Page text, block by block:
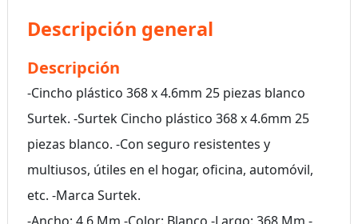
Descripción general
Descripción
-Cincho plástico 368 x 4.6mm 25 piezas blanco
Surtek. -Surtek Cincho plástico 368 x 4.6mm 25
piezas blanco. -Con seguro resistentes y
multiusos, útiles en el hogar, oficina, automóvil,
etc. -Marca Surtek.